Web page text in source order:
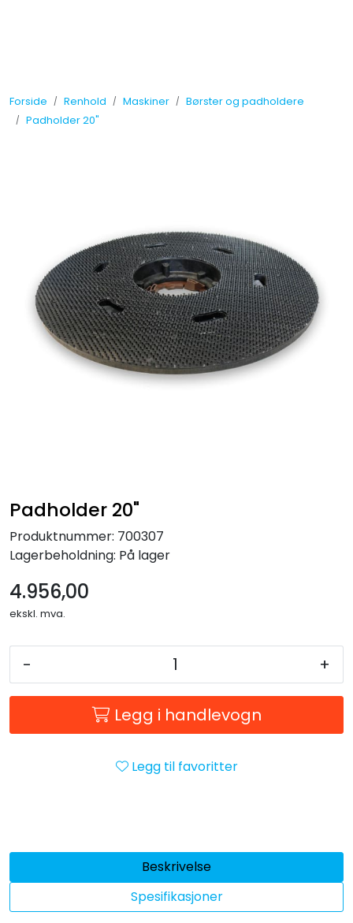
Forside Renhold Maskiner
Børster og padholdere
Padholder 20"
Padholder 20"
Produktnummer: 700307
Lagerbeholdning: På lager
4.956,00
ekskl. mva.
- +
Legg i handlevogn
Legg til favoritter
Beskrivelse
Spesifikasjoner
Måleinstrumenter
Vinduspusseutstyr
Verneutstyr
Forbruksmateriell